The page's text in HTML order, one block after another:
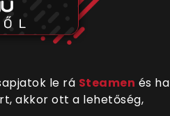
le rá Steamen és ha
akkor ott a lehetőség,